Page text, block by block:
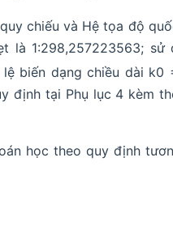
chiếu và Hệ tọa độ
là 1:298,257223563; sử
biến dạng chiều dài k0
định tại Phụ lục 4 kèm
học theo quy định